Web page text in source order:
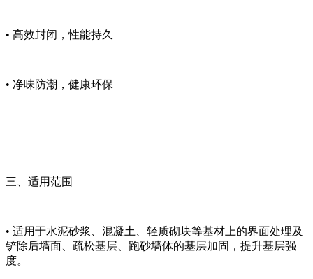
• 高效封闭，性能持久
• 净味防潮，健康环保
三、适用范围
• 适用于水泥砂浆、混凝土、轻质砌块等基材上的界面处理及
铲除后墙面、疏松基层、跑砂墙体的基层加固，提升基层强
度。